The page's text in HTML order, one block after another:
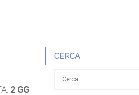
2 GG
CERCA